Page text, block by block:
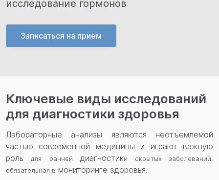
исследование гормонов
Записаться на приём
Ключевые виды исследований
для диагностики здоровья
Лабораторные анализы являются неотъемлемой
частью современной медицины и играют важную
рольдля ранней диагностики скрытых заболеваний,
обязательная в мониторинге здоровья.